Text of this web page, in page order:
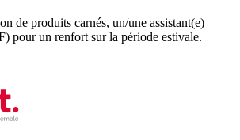
de produits carnés, un/une assistant(e)
pour un renfort sur la période estivale.